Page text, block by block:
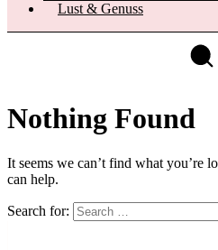
Lust & Genuss
Nothing Found
It seems we can’t find what you’re
can help.
Search for: